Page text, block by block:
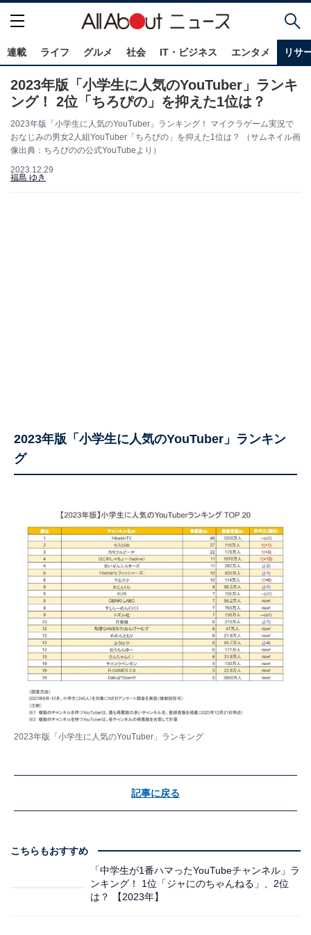
連載 ライフ グルメ 社会 IT・ビジネス エンタメ リサ
2023年版「小学生に人気のYouTuber」ランキ
ング！ 2位「ちろぴの」を抑えた1位は？
2023年版「小学生に人気のYouTuber」ランキング！ マイクラゲーム実況で
おなじみの男女2人組YouTuber「ちろぴの」を抑えた1位は？ （サムネイル画
像出典：ちろぴのの公式YouTubeより）
2023.12.29
福島 ゆき
2023年版「小学生に人気のYouTuber」ランキン
グ
2023年版「小学生に人気のYouTuber」ランキング
記事に戻る
こちらもおすすめ
「中学生が1番ハマったYouTubeチャンネル」ラ
ンキング！ 1位「ジャにのちゃんねる」、2位
は？ 【2023年】